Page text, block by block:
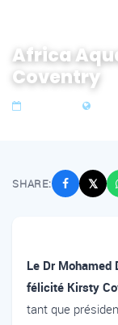
Africa
Coventry
SHARE: 𝕏
Le Dr Mohamed
félicité Kirsty
tant que